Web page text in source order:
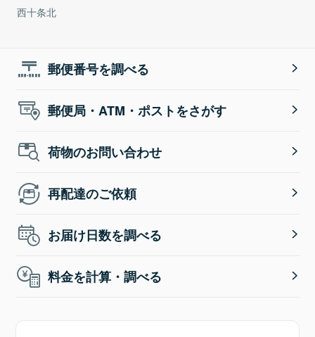
西十条北
郵便番号を調べる
郵便局・ATM・ポストをさがす
荷物のお問い合わせ
再配達のご依頼
お届け日数を調べる
料金を計算・調べる